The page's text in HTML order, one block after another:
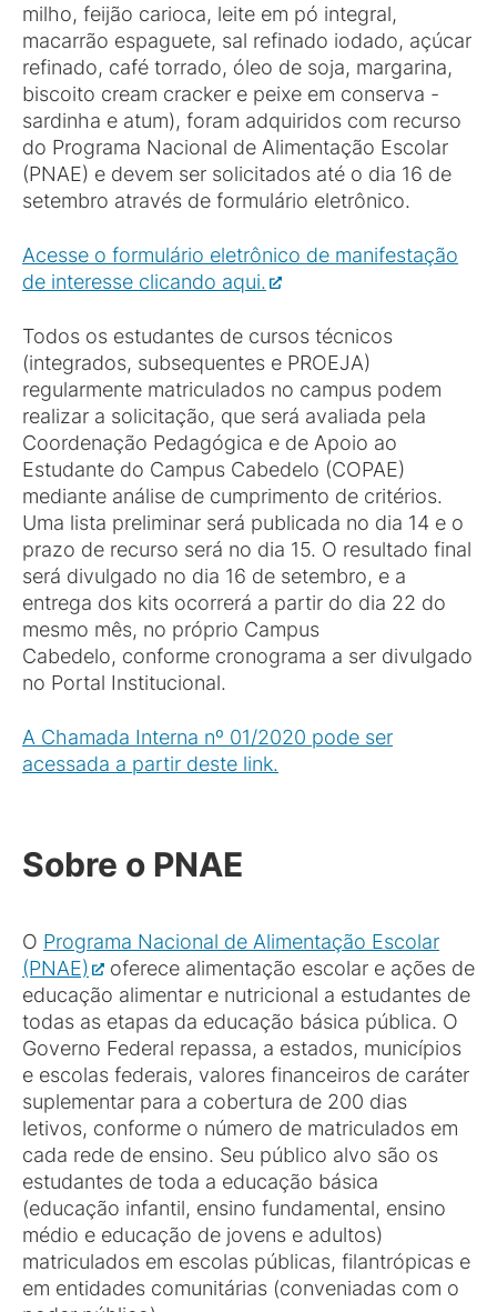
milho, feijão carioca, leite em pó integral,
macarrão espaguete, sal refinado iodado, açúcar
refinado, café torrado, óleo de soja, margarina,
biscoito cream cracker e peixe em conserva -
sardinha e atum), foram adquiridos com recurso
do Programa Nacional de Alimentação Escolar
(PNAE) e devem ser solicitados até o dia 16 de
setembro através de formulário eletrônico.
Acesse o formulário eletrônico de manifestação
de interesse clicando aqui.
Todos os estudantes de cursos técnicos
(integrados, subsequentes e PROEJA)
regularmente matriculados no campus podem
realizar a solicitação, que será avaliada pela
Coordenação Pedagógica e de Apoio ao
Estudante do Campus Cabedelo (COPAE)
mediante análise de cumprimento de critérios.
Uma lista preliminar será publicada no dia 14 e o
prazo de recurso será no dia 15. O resultado final
será divulgado no dia 16 de setembro, e a
entrega dos kits ocorrerá a partir do dia 22 do
mesmo mês, no próprio Campus
Cabedelo, conforme cronograma a ser divulgado
no Portal Institucional.
A Chamada Interna nº 01/2020 pode ser
acessada a partir deste link.
Sobre o PNAE
O Programa Nacional de Alimentação Escolar
(PNAE)
oferece alimentação escolar e ações de
educação alimentar e nutricional a estudantes de
todas as etapas da educação básica pública. O
Governo Federal repassa, a estados, municípios
e escolas federais, valores financeiros de caráter
suplementar para a cobertura de 200 dias
letivos, conforme o número de matriculados em
cada rede de ensino. Seu público alvo são os
estudantes de toda a educação básica
(educação infantil, ensino fundamental, ensino
médio e educação de jovens e adultos)
matriculados em escolas públicas, filantrópicas e
em entidades comunitárias (conveniadas com o